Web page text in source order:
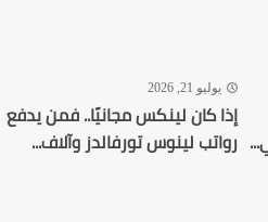
يوليو 21, 2026
إذا كان لينكس مجانيًا.. فمن يدفع
رواتب لينوس تورفالدز وآلاف...